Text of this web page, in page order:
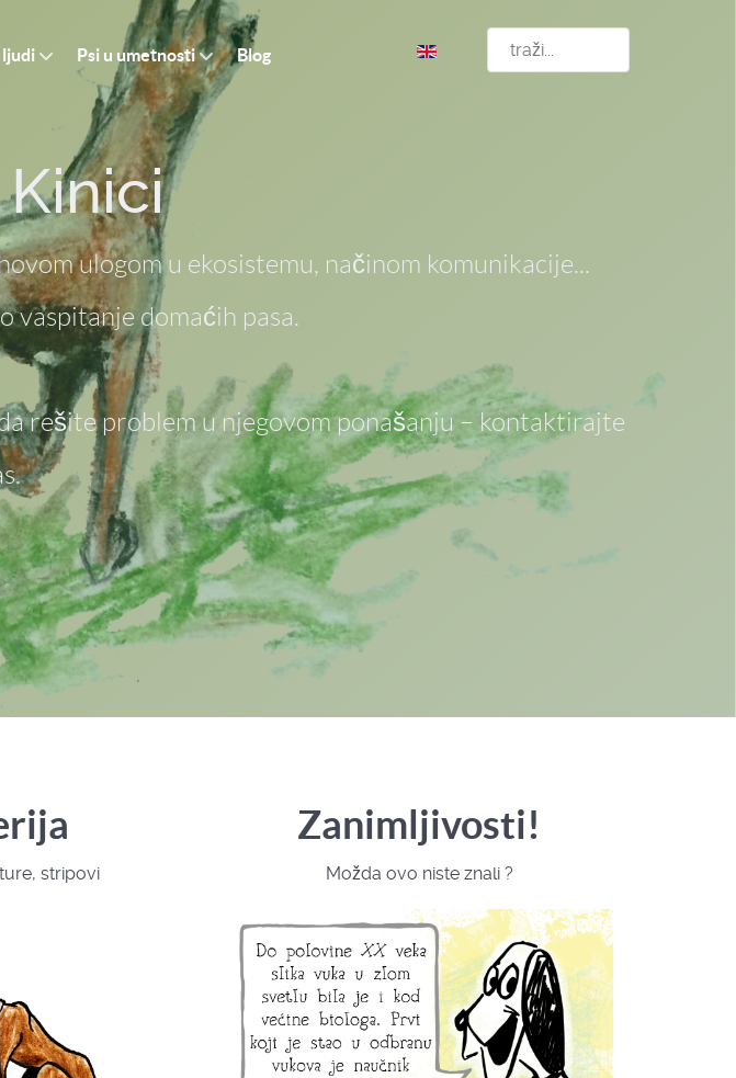
ljudi Psi u umetnosti Blog Izaberite vaš jezik
ulogom u ekosistemu, načinom komunikacije...
vaspitanje domaćih pasa.
rešite problem u njegovom ponašanju – kontaktirajte
stripovi
Zanimljivosti!
Možda ovo niste znali ?